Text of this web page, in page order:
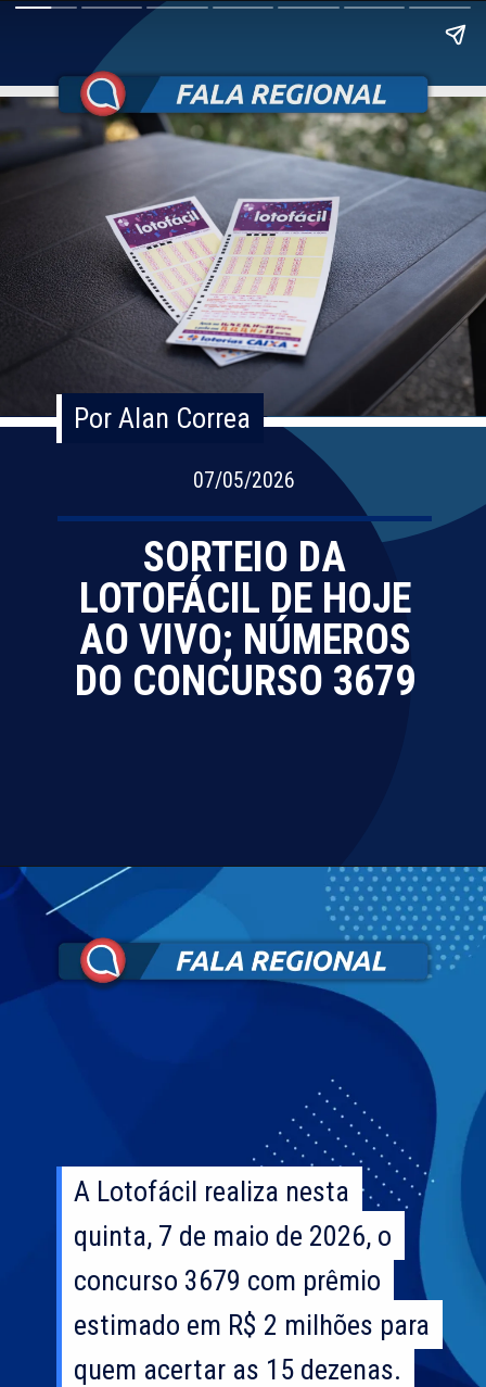
07/05/2026
Por Alan Correa
Por Alan Correa
SORTEIO DA
LOTOFÁCIL DE HOJE
AO VIVO; NÚMEROS
DO CONCURSO 3679
A Lotofácil realiza nesta
quinta, 7 de maio de 2026, o
concurso 3679 com prêmio
estimado em R$ 2 milhões para
quem acertar as 15 dezenas.
A Lotofácil realiza nesta
quinta, 7 de maio de 2026, o
concurso 3679 com prêmio
estimado em R$ 2 milhões para
quem acertar as 15 dezenas.